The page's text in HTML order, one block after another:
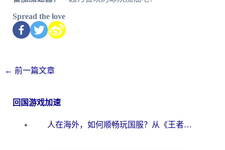
Spread the love
← 前一篇文章
回国游戏加速
人在海外，如何顺畅玩国服？从《王者荣耀》到《云图计划》的加速器终极指南